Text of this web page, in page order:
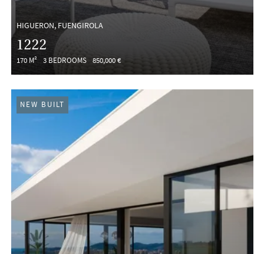
HIGUERON, FUENGIROLA
1222
170 M² 3 BEDROOMS 850,000 €
NEW BUILT